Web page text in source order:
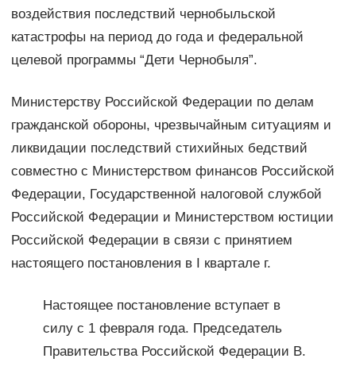
воздействия последствий чернобыльской
катастрофы на период до года и федеральной
целевой программы “Дети Чернобыля”.
Министерству Российской Федерации по делам
гражданской обороны, чрезвычайным ситуациям и
ликвидации последствий стихийных бедствий
совместно с Министерством финансов Российской
Федерации, Государственной налоговой службой
Российской Федерации и Министерством юстиции
Российской Федерации в связи с принятием
настоящего постановления в I квартале г.
Настоящее постановление вступает в
силу с 1 февраля года. Председатель
Правительства Российской Федерации В.